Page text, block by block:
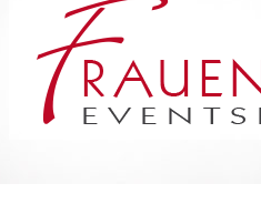
EVENTS
INSPIRATIONEN